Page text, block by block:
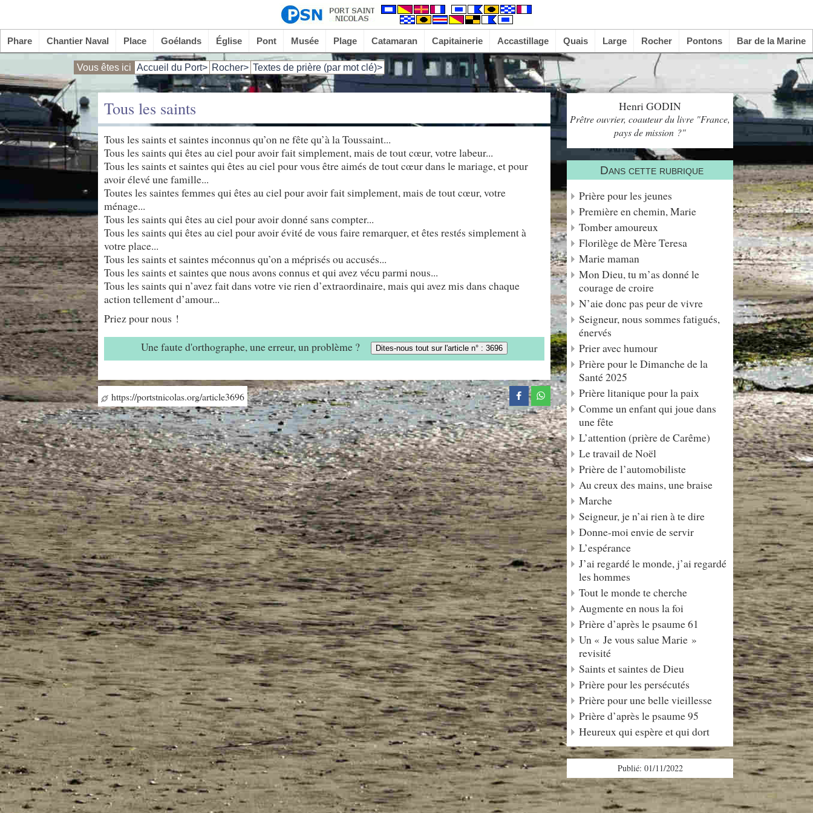
Phare Chantier Naval Place Goélands Église Pont Musée Plage Catamaran Capitainerie Accastillage Quais Large Rocher Pontons Bar de la Marine
Vous êtes ici Accueil du Port> Rocher> Textes de prière (par mot clé)>
Tous les saints
Tous les saints et saintes inconnus qu’on ne fête qu’à la Toussaint...
Tous les saints qui êtes au ciel pour avoir fait simplement, mais de tout cœur, votre labeur...
Tous les saints et saintes qui êtes au ciel pour vous être aimés de tout cœur dans le mariage, et pour
avoir élevé une famille...
Toutes les saintes femmes qui êtes au ciel pour avoir fait simplement, mais de tout cœur, votre
ménage...
Tous les saints qui êtes au ciel pour avoir donné sans compter...
Tous les saints qui êtes au ciel pour avoir évité de vous faire remarquer, et êtes restés simplement à
votre place...
Tous les saints et saintes méconnus qu’on a méprisés ou accusés...
Tous les saints et saintes que nous avons connus et qui avez vécu parmi nous...
Tous les saints qui n’avez fait dans votre vie rien d’extraordinaire, mais qui avez mis dans chaque
action tellement d’amour...
Priez pour nous !
Une faute d'orthographe, une erreur, un problème ?
Dites-nous tout sur l'article n° : 3696
https://portstnicolas.org/article3696
Henri GODIN
Prêtre ouvrier, coauteur du livre "France,
pays de mission ?"
Dans cette rubrique
Prière pour les jeunes
Première en chemin, Marie
Tomber amoureux
Florilège de Mère Teresa
Marie maman
Mon Dieu, tu m’as donné le
courage de croire
N’aie donc pas peur de vivre
Seigneur, nous sommes fatigués,
énervés
Prier avec humour
Prière pour le Dimanche de la
Santé 2025
Prière litanique pour la paix
Comme un enfant qui joue dans
une fête
L’attention (prière de Carême)
Le travail de Noël
Prière de l’automobiliste
Au creux des mains, une braise
Marche
Seigneur, je n’ai rien à te dire
Donne-moi envie de servir
L’espérance
J’ai regardé le monde, j’ai regardé
les hommes
Tout le monde te cherche
Augmente en nous la foi
Prière d’après le psaume 61
Un « Je vous salue Marie »
revisité
Saints et saintes de Dieu
Prière pour les persécutés
Prière pour une belle vieillesse
Prière d’après le psaume 95
Heureux qui espère et qui dort
Publié: 01/11/2022